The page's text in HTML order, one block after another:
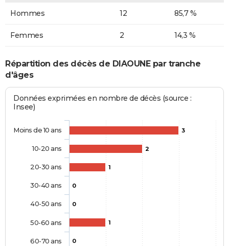
Hommes 12 85,7 %
Femmes 2 14,3 %
Répartition des décès de DIAOUNE par tranche
d'âges
Données exprimées en nombre de décès (source :
Insee)
3
2
1
0
0
1
0
Moins de 10 ans
10-20 ans
20-30 ans
30-40 ans
40-50 ans
50-60 ans
60-70 ans